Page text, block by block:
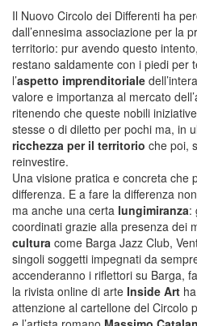
Il Nuovo Circolo dei Differenti ha
dall’ennesima associazione per la
territorio: pur avendo questo
restano saldamente con i piedi per
l’aspetto imprenditoriale
valore e importanza al mercato
ritenendo che queste nobili
stesse o di diletto per pochi ma, in
ricchezza per il territorio che poi,
reinvestire.
Una visione pratica e concreta che
differenza. E a fare la differenza
ma anche una certa lungimiranza:
coordinati grazie alla presenza dei
cultura come Barga Jazz Club,
singoli soggetti impegnati da
accenderanno i riflettori su Barga,
la rivista online di arte Inside Art
attenzione al cartellone del Circolo